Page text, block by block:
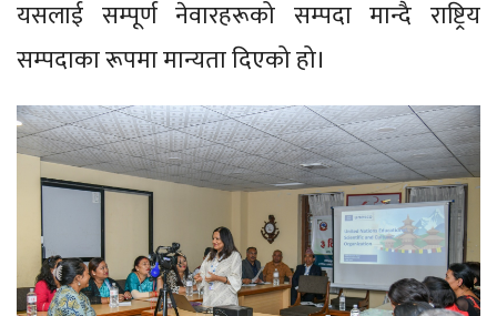
यसलाई सम्पूर्ण नेवारहरूको सम्पदा मान्दै राष्ट्रिय
सम्पदाका रूपमा मान्यता दिएको हो।